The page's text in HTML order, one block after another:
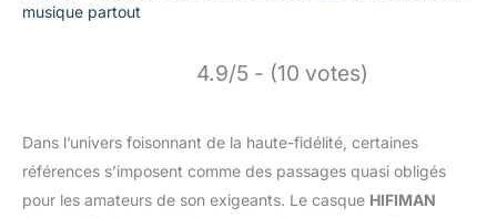
musique partout
4.9/5 - (10 votes)
Dans l’univers foisonnant de la haute-fidélité, certaines
références s’imposent comme des passages quasi obligés
pour les amateurs de son exigeants. Le casque HIFIMAN